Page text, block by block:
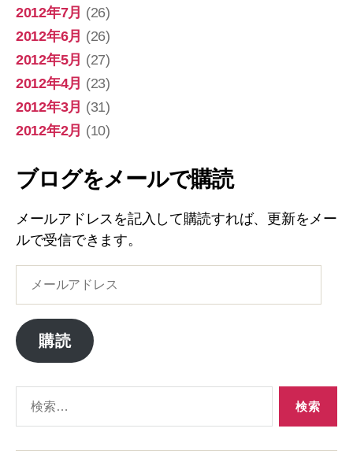
2012年7月 (26)
2012年6月 (26)
2012年5月 (27)
2012年4月 (23)
2012年3月 (31)
2012年2月 (10)
ブログをメールで購読
メールアドレスを記入して購読すれば、更新をメー
ルで受信できます。
ア
ド
ス
購読
象: